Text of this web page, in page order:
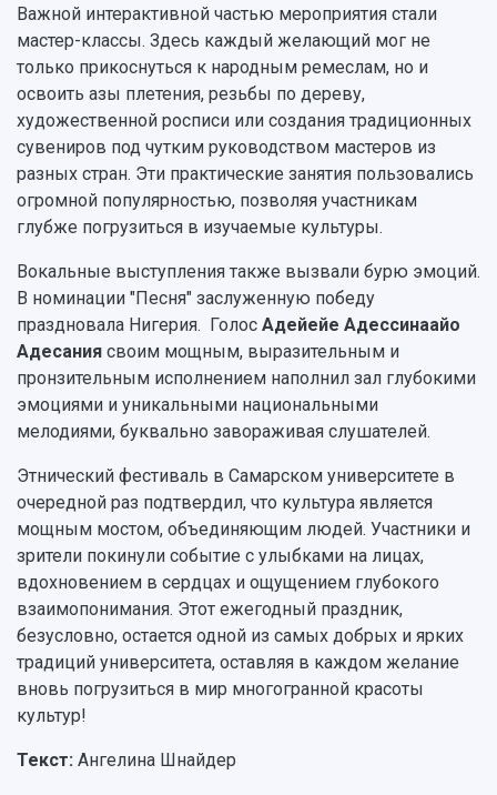
Важной интерактивной частью мероприятия стали
мастер-классы. Здесь каждый желающий мог не
только прикоснуться к народным ремеслам, но и
освоить азы плетения, резьбы по дереву,
художественной росписи или создания традиционных
сувениров под чутким руководством мастеров из
разных стран. Эти практические занятия пользовались
огромной популярностью, позволяя участникам
глубже погрузиться в изучаемые культуры.
Вокальные выступления также вызвали бурю эмоций.
В номинации "Песня" заслуженную победу
праздновала Нигерия. Голос Адейейе Адессинаайо
Адесания своим мощным, выразительным и
пронзительным исполнением наполнил зал глубокими
эмоциями и уникальными национальными
мелодиями, буквально завораживая слушателей.
Этнический фестиваль в Самарском университете в
очередной раз подтвердил, что культура является
мощным мостом, объединяющим людей. Участники и
зрители покинули событие с улыбками на лицах,
вдохновением в сердцах и ощущением глубокого
взаимопонимания. Этот ежегодный праздник,
безусловно, остается одной из самых добрых и ярких
традиций университета, оставляя в каждом желание
вновь погрузиться в мир многогранной красоты
культур!
Текст: Ангелина Шнайдер